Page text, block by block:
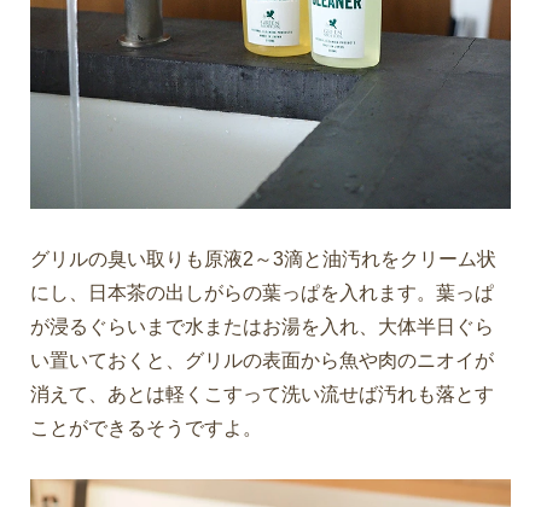
グリルの臭い取りも原液2～3滴と油汚れをクリーム状
にし、日本茶の出しがらの葉っぱを入れます。葉っぱ
が浸るぐらいまで水またはお湯を入れ、大体半日ぐら
い置いておくと、グリルの表面から魚や肉のニオイが
消えて、あとは軽くこすって洗い流せば汚れも落とす
ことができるそうですよ。